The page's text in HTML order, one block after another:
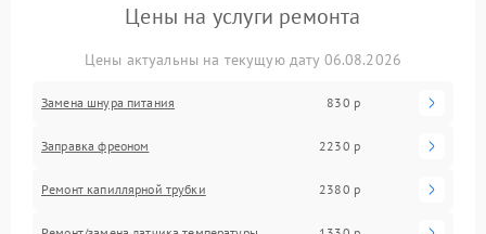
Цены на услуги ремонта
Цены актуальны на текущую дату 06.08.2026
Замена шнура питания 830 р
Заправка фреоном 2230 р
Ремонт капиллярной трубки 2380 р